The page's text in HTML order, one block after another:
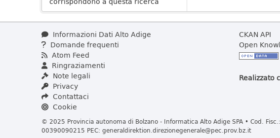
Informazioni Dati Alto Adige
Domande frequenti
Atom Feed
Ringraziamenti
Note legali
Privacy
Contattaci
Cookie
© 2025 Provincia autonoma di Bolzano - Informatica Alto Adige SPA • Cod. Fisc.:
00390090215 PEC: generaldirektion.direzionegenerale@pec.prov.bz.it
CKAN API
Open
Realizzato